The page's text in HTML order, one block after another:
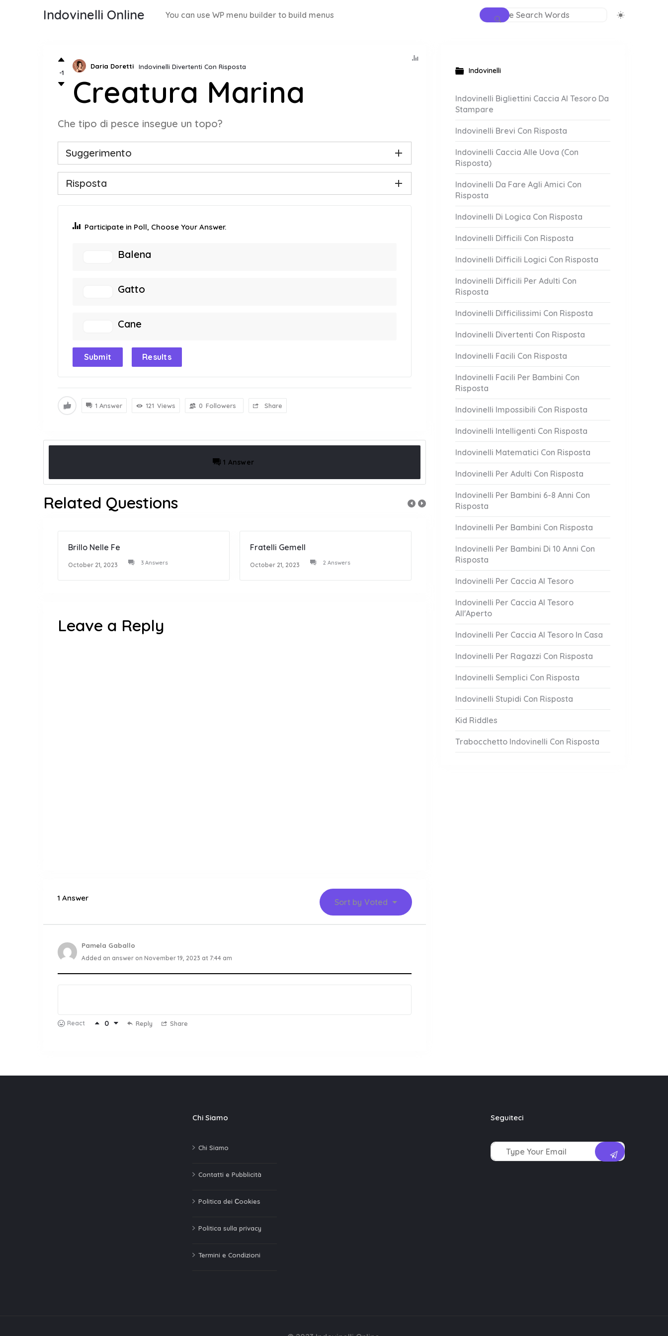
Indovinelli Online You can use WP menu builder to build menus
-1
Daria Doretti Indovinelli Divertenti Con Risposta
Creatura Marina
Che tipo di pesce insegue un topo?
Suggerimento
Risposta
Participate in Poll, Choose Your Answer.
Balena
Gatto
Cane
Submit Results
1 Answer 121 Views 0 Followers Share
1 Answer
Related Questions
Brillo Nelle Fe
October 21, 2023 3 Answers
Fratelli Gemell
October 21, 2023 2 Answers
Tasca Piena
October 21, 2023
Leave a Reply
1 Answer Sort by Voted
Pamela Gaballo
Added an answer on November 19, 2023 at 7:44 am
React 0 Reply Share
Indovinelli
Indovinelli Bigliettini Caccia Al Tesoro Da
Stampare
Indovinelli Brevi Con Risposta
Indovinelli Caccia Alle Uova (Con
Risposta)
Indovinelli Da Fare Agli Amici Con
Risposta
Indovinelli Di Logica Con Risposta
Indovinelli Difficili Con Risposta
Indovinelli Difficili Logici Con Risposta
Indovinelli Difficili Per Adulti Con
Risposta
Indovinelli Difficilissimi Con Risposta
Indovinelli Divertenti Con Risposta
Indovinelli Facili Con Risposta
Indovinelli Facili Per Bambini Con
Risposta
Indovinelli Impossibili Con Risposta
Indovinelli Intelligenti Con Risposta
Indovinelli Matematici Con Risposta
Indovinelli Per Adulti Con Risposta
Indovinelli Per Bambini 6-8 Anni Con
Risposta
Indovinelli Per Bambini Con Risposta
Indovinelli Per Bambini Di 10 Anni Con
Risposta
Indovinelli Per Caccia Al Tesoro
Indovinelli Per Caccia Al Tesoro
All'Aperto
Indovinelli Per Caccia Al Tesoro In Casa
Indovinelli Per Ragazzi Con Risposta
Indovinelli Semplici Con Risposta
Indovinelli Stupidi Con Risposta
Kid Riddles
Trabocchetto Indovinelli Con Risposta
Chi Siamo
Chi Siamo
Contatti e Pubblicità
Politica dei Сookies
Politica sulla privacy
Termini e Condizioni
Seguiteci